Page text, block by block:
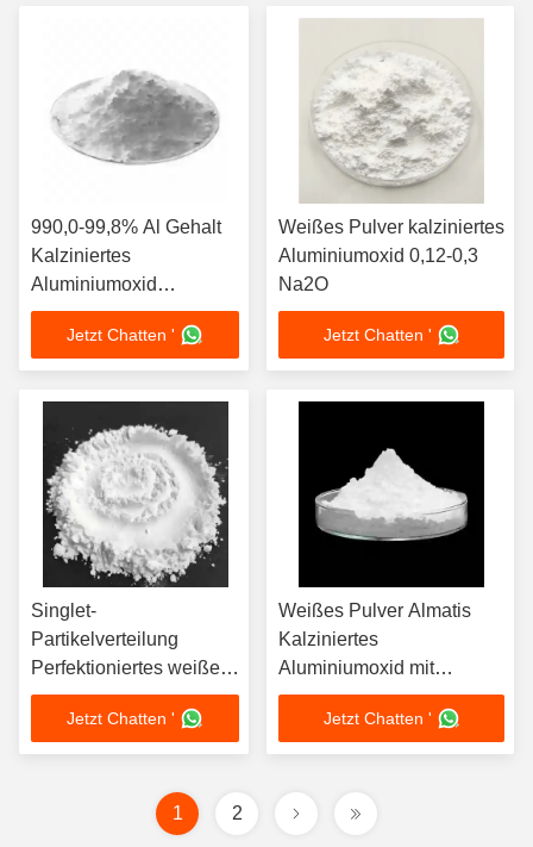
990,0-99,8% Al Gehalt
Kalziniertes
Aluminiumoxid
Weißpulver Feuerfeste
Materialien
Jetzt Chatten '
Weißes Pulver kalziniertes
Aluminiumoxid 0,12-0,3
Na2O
Jetzt Chatten '
Singlet-
Partikelverteilung
Perfektioniertes weißes
Pulver Kalziniertes
Aluminiumoxid für
höhere Leistung
Jetzt Chatten '
Weißes Pulver Almatis
Kalziniertes
Aluminiumoxid mit
allgemeinen
internationalen Normen
und Leistung
Jetzt Chatten '
1 2